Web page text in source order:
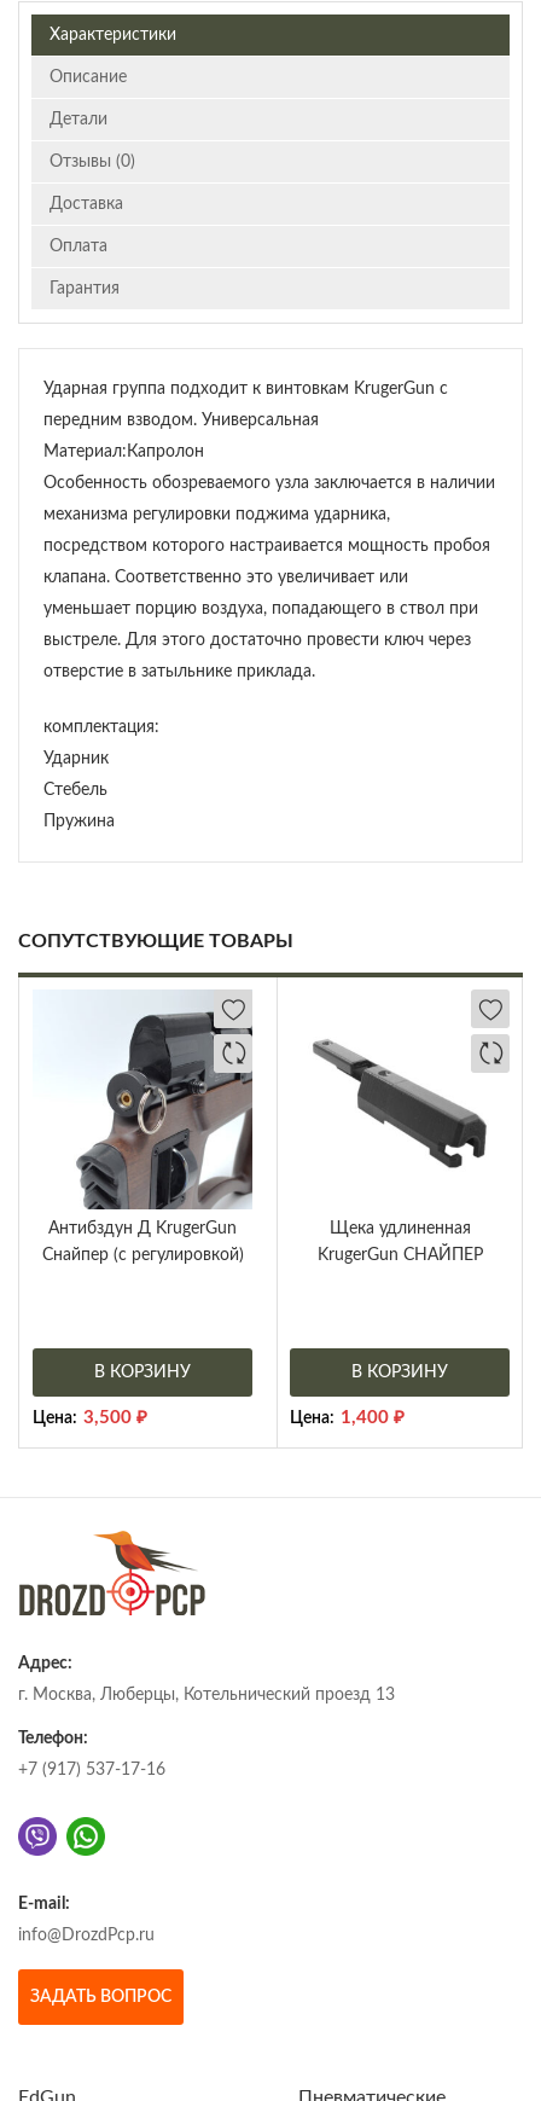
Характеристики
Описание
Детали
Отзывы (0)
Доставка
Оплата
Гарантия
Ударная группа подходит к винтовкам KrugerGun с
передним взводом. Универсальная
Материал:Капролон
Особенность обозреваемого узла заключается в наличии
механизма регулировки поджима ударника,
посредством которого настраивается мощность пробоя
клапана. Соответственно это увеличивает или
уменьшает порцию воздуха, попадающего в ствол при
выстреле. Для этого достаточно провести ключ через
отверстие в затыльнике приклада.
комплектация:
Ударник
Стебель
Пружина
СОПУТСТВУЮЩИЕ ТОВАРЫ
Антибздун Д KrugerGun
Снайпер (с регулировкой)
В КОРЗИНУ
Цена: 3,500 ₽
Щека удлиненная
KrugerGun СНАЙПЕР
В КОРЗИНУ
Цена: 1,400 ₽
Адрес:
г. Москва, Люберцы, Котельнический проезд 13
Телефон:
+7 (917) 537-17-16
E-mail:
info@DrozdPcp.ru
ЗАДАТЬ ВОПРОС
EdGun Пневматические